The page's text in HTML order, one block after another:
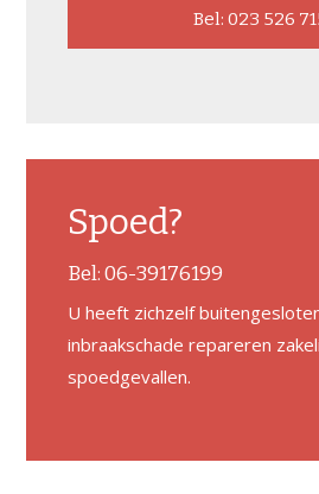
Bel: 023 526
Spoed?
Bel:06-39176199
U heeft zichzelf
inbraakschade repareren
spoedgevallen.